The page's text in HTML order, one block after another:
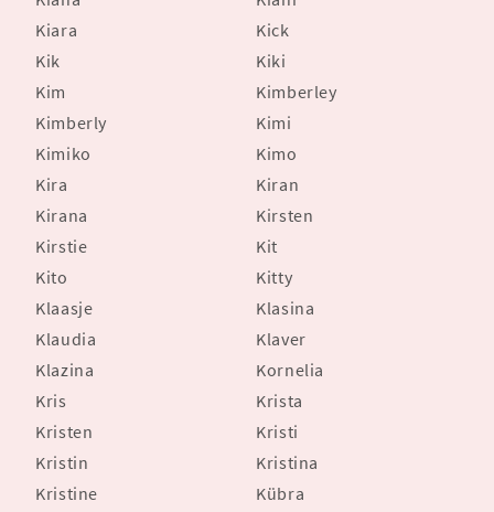
Kiara
Kick
Kik
Kiki
Kim
Kimberley
Kimberly
Kimi
Kimiko
Kimo
Kira
Kiran
Kirana
Kirsten
Kirstie
Kit
Kito
Kitty
Klaasje
Klasina
Klaudia
Klaver
Klazina
Kornelia
Kris
Krista
Kristen
Kristi
Kristin
Kristina
Kristine
Kübra